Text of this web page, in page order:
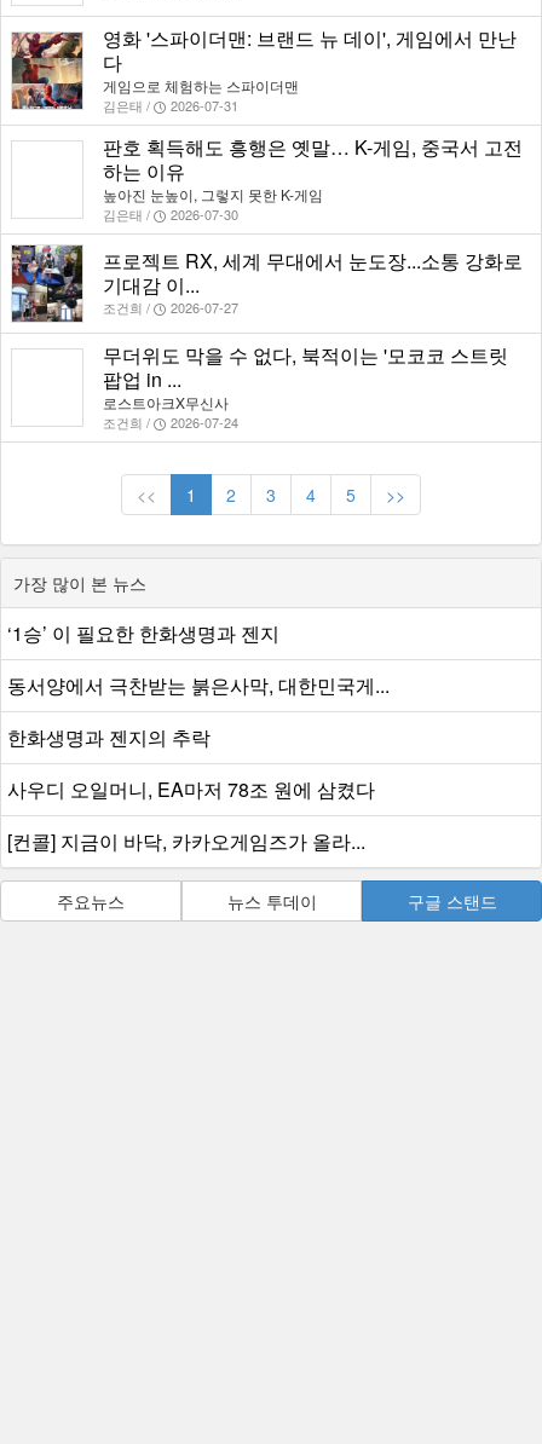
영화 '스파이더맨: 브랜드 뉴 데이', 게임에서 만난
다
게임으로 체험하는 스파이더맨
김은태 / 2026-07-31
판호 획득해도 흥행은 옛말… K-게임, 중국서 고전
하는 이유
높아진 눈높이, 그렇지 못한 K-게임
김은태 / 2026-07-30
프로젝트 RX, 세계 무대에서 눈도장...소통 강화로
기대감 이...
조건희 / 2026-07-27
무더위도 막을 수 없다, 북적이는 '모코코 스트릿
팝업 in ...
로스트아크X무신사
조건희 / 2026-07-24
<< 1 2 3 4 5 >>
가장 많이 본 뉴스
‘1승’ 이 필요한 한화생명과 젠지
동서양에서 극찬받는 붉은사막, 대한민국게...
한화생명과 젠지의 추락
사우디 오일머니, EA마저 78조 원에 삼켰다
[컨콜] 지금이 바닥, 카카오게임즈가 올라...
주요뉴스 뉴스 투데이 구글 스탠드